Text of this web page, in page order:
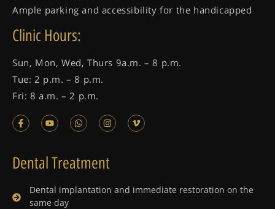
Ample parking and accessibility for the handicapped
Clinic Hours:
Sun, Mon, Wed, Thurs 9a.m. – 8 p.m.
Tue: 2 p.m. – 8 p.m.
Fri: 8 a.m. – 2 p.m.
Dental Treatment
Dental implantation and immediate restoration on the
same day